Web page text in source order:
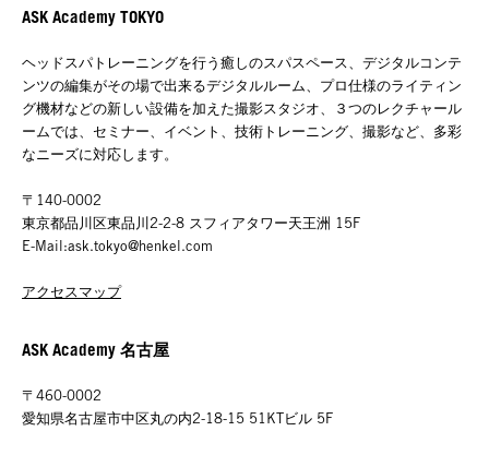
ASK Academy TOKYO
ヘッドスパトレーニングを行う癒しのスパスペース、デジタルコンテ
ンツの編集がその場で出来るデジタルルーム、プロ仕様のライティン
グ機材などの新しい設備を加えた撮影スタジオ、３つのレクチャール
ームでは、セミナー、イベント、技術トレーニング、撮影など、多彩
なニーズに対応します。
〒140-0002
東京都品川区東品川2-2-8 スフィアタワー天王洲 15F
E-Mail:ask.tokyo@henkel.com
アクセスマップ
ASK Academy 名古屋
〒460-0002
愛知県名古屋市中区丸の内2-18-15 51KTビル 5F